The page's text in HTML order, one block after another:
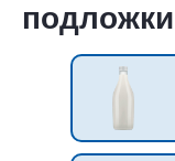
подложки